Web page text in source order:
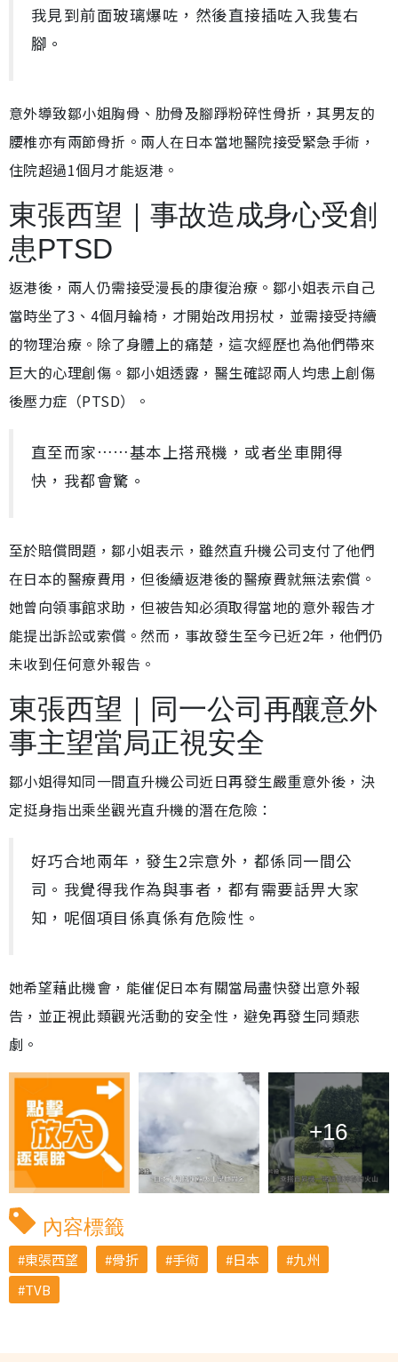
我見到前面玻璃爆咗，然後直接插咗入我隻右
腳。
意外導致鄒小姐胸骨、肋骨及腳踭粉碎性骨折，其男友的
腰椎亦有兩節骨折。兩人在日本當地醫院接受緊急手術，
住院超過1個月才能返港。
東張西望｜事故造成身心受創
患PTSD
返港後，兩人仍需接受漫長的康復治療。鄒小姐表示自己
當時坐了3、4個月輪椅，才開始改用拐杖，並需接受持續
的物理治療。除了身體上的痛楚，這次經歷也為他們帶來
巨大的心理創傷。鄒小姐透露，醫生確認兩人均患上創傷
後壓力症（PTSD）。
直至而家……基本上搭飛機，或者坐車開得
快，我都會驚。
至於賠償問題，鄒小姐表示，雖然直升機公司支付了他們
在日本的醫療費用，但後續返港後的醫療費就無法索償。
她曾向領事館求助，但被告知必須取得當地的意外報告才
能提出訴訟或索償。然而，事故發生至今已近2年，他們仍
未收到任何意外報告。
東張西望｜同一公司再釀意外
事主望當局正視安全
鄒小姐得知同一間直升機公司近日再發生嚴重意外後，決
定挺身指出乘坐觀光直升機的潛在危險：
好巧合地兩年，發生2宗意外，都係同一間公
司。我覺得我作為與事者，都有需要話畀大家
知，呢個項目係真係有危險性。
她希望藉此機會，能催促日本有關當局盡快發出意外報
告，並正視此類觀光活動的安全性，避免再發生同類悲
劇。
+16
內容標籤
東張西望 骨折 手術 日本
九州
TVB